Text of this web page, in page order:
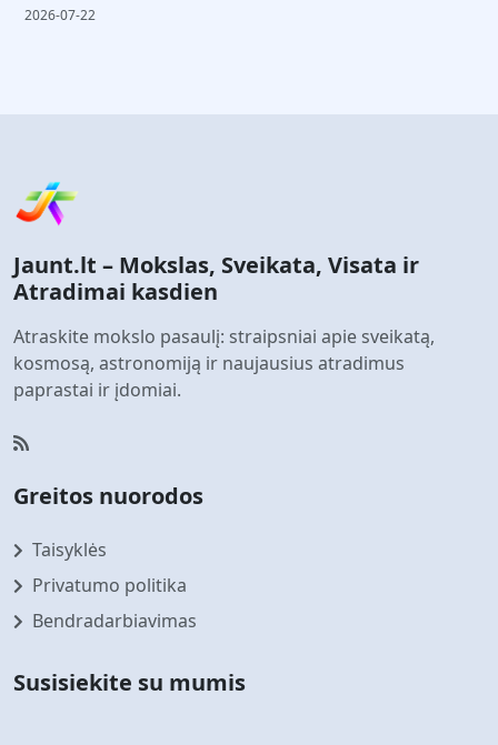
2026-07-22
Jaunt.lt – Mokslas, Sveikata, Visata ir
Atradimai kasdien
Atraskite mokslo pasaulį: straipsniai apie sveikatą,
kosmosą, astronomiją ir naujausius atradimus
paprastai ir įdomiai.
Greitos nuorodos
Taisyklės
Privatumo politika
Bendradarbiavimas
Susisiekite su mumis